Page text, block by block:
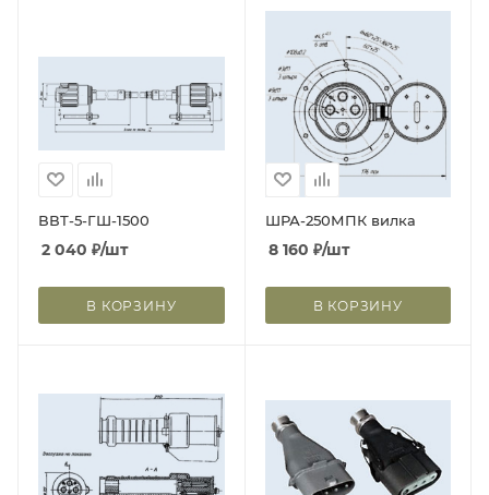
ВВТ-5-ГШ-1500
2 040 ₽/шт
В КОРЗИНУ
ШРА-250МПК вилка
8 160 ₽/шт
В КОРЗИНУ